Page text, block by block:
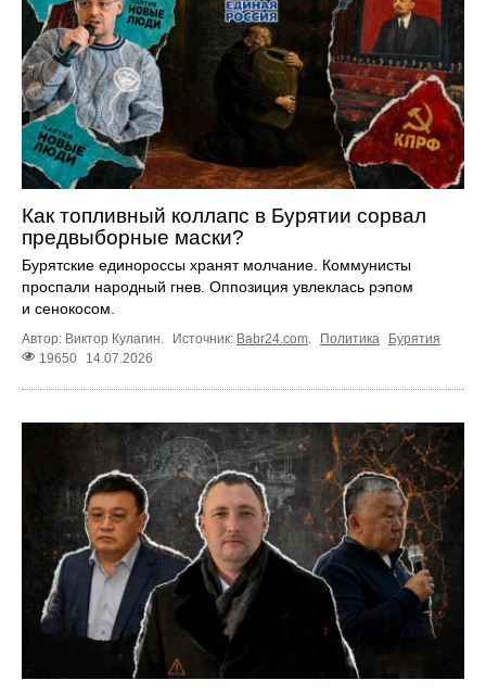
Как топливный коллапс в Бурятии сорвал
предвыборные маски?
Бурятские единороссы хранят молчание. Коммунисты
проспали народный гнев. Оппозиция увлеклась рэпом
и сенокосом.
Автор: Виктор Кулагин. Источник: Babr24.com. Политика
Бурятия
19650
14.07.2026